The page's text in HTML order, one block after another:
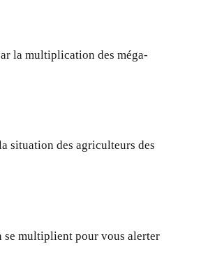
la multiplication des méga-
situation des agriculteurs des
se multiplient pour vous alerter